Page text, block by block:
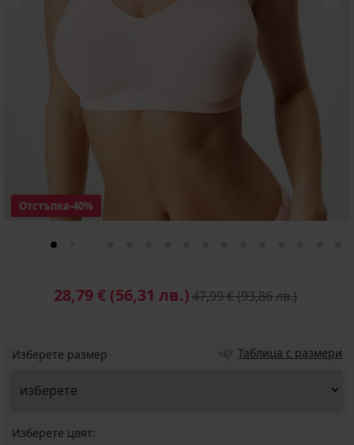
Отстъпка-40%
28,79 € (56,31 лв.)47,99 €(93,86 лв.)
Изберете размер Таблица с размери
Изберете цвят: